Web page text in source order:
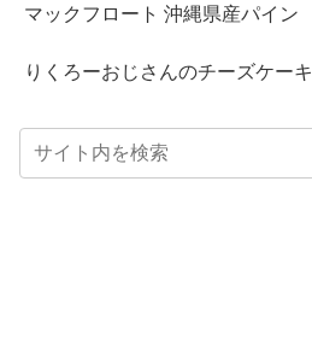
マックフロート 沖縄県産パイン
りくろーおじさんのチーズケーキ